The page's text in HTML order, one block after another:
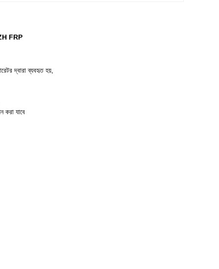
FRP
দ্বারা ব্যবহৃত হয়,
করা যাবে